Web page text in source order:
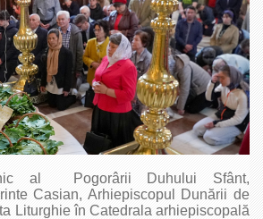
al Pogorârii Duhului Sfânt,
Casian, Arhiepiscopul Dunării de
Liturghie în Catedrala arhiepiscopală